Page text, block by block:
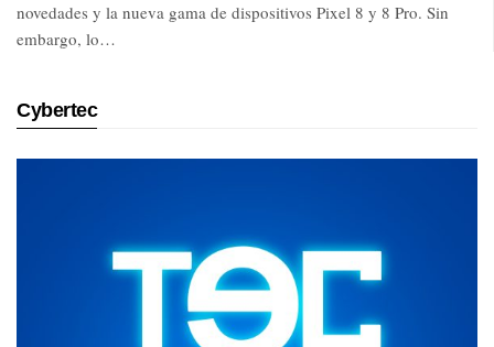
novedades y la nueva gama de dispositivos Pixel 8 y 8 Pro. Sin
embargo, lo…
Cybertec